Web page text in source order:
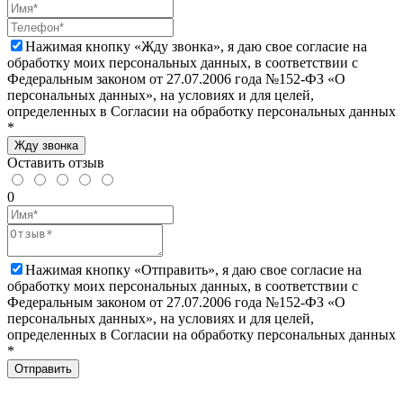
Нажимая кнопку «Жду звонка», я даю свое согласие на
обработку моих персональных данных, в соответствии с
Федеральным законом от 27.07.2006 года №152-ФЗ «О
персональных данных», на условиях и для целей,
определенных в Согласии на обработку персональных данных
*
Жду звонка
Оставить отзыв
0
Нажимая кнопку «Отправить», я даю свое согласие на
обработку моих персональных данных, в соответствии с
Федеральным законом от 27.07.2006 года №152-ФЗ «О
персональных данных», на условиях и для целей,
определенных в Согласии на обработку персональных данных
*
Отправить